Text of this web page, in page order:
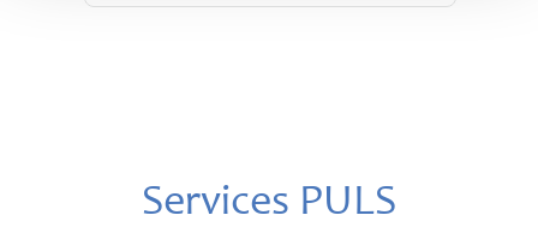
Services PULS